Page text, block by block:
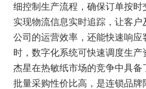
细控制生产流程，确保订单按时
实现物流信息实时追踪，让客
公司的运营效率，还能快速响
时，数字化系统可快速调度生
杰星在热敏纸市场的竞争中具
批量采购性价比高，是连锁品